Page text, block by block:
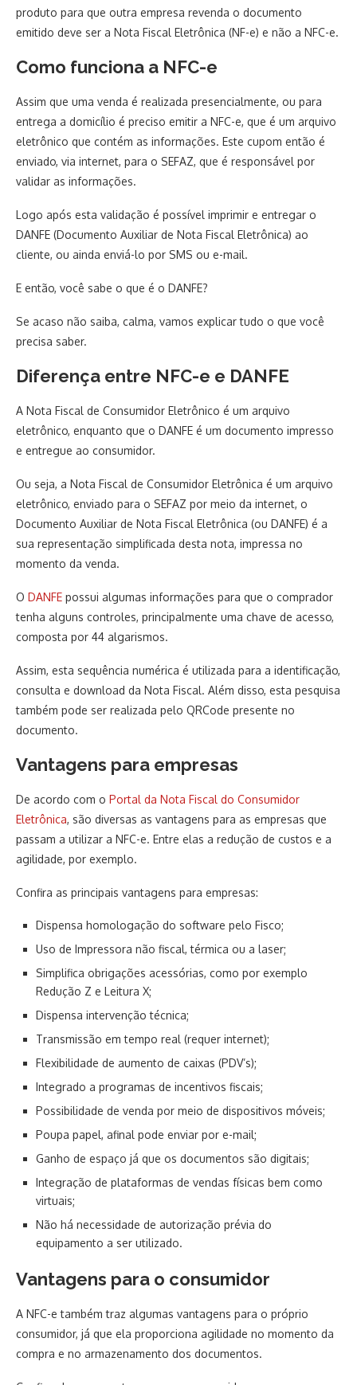
produto para que outra empresa revenda o documento
emitido deve ser a Nota Fiscal Eletrônica (NF-e) e não a NFC-e.
Como funciona a NFC-e
Assim que uma venda é realizada presencialmente, ou para
entrega a domicílio é preciso emitir a NFC-e, que é um arquivo
eletrônico que contém as informações. Este cupom então é
enviado, via internet, para o SEFAZ, que é responsável por
validar as informações.
Logo após esta validação é possível imprimir e entregar o
DANFE (Documento Auxiliar de Nota Fiscal Eletrônica) ao
cliente, ou ainda enviá-lo por SMS ou e-mail.
E então, você sabe o que é o DANFE?
Se acaso não saiba, calma, vamos explicar tudo o que você
precisa saber.
Diferença entre NFC-e e DANFE
A Nota Fiscal de Consumidor Eletrônico é um arquivo
eletrônico, enquanto que o DANFE é um documento impresso
e entregue ao consumidor.
Ou seja, a Nota Fiscal de Consumidor Eletrônica é um arquivo
eletrônico, enviado para o SEFAZ por meio da internet, o
Documento Auxiliar de Nota Fiscal Eletrônica (ou DANFE) é a
sua representação simplificada desta nota, impressa no
momento da venda.
O DANFE possui algumas informações para que o comprador
tenha alguns controles, principalmente uma chave de acesso,
composta por 44 algarismos.
Assim, esta sequência numérica é utilizada para a identificação,
consulta e download da Nota Fiscal. Além disso, esta pesquisa
também pode ser realizada pelo QRCode presente no
documento.
Vantagens para empresas
De acordo com o Portal da Nota Fiscal do Consumidor
Eletrônica, são diversas as vantagens para as empresas que
passam a utilizar a NFC-e. Entre elas a redução de custos e a
agilidade, por exemplo.
Confira as principais vantagens para empresas:
Dispensa homologação do software pelo Fisco;
Uso de Impressora não fiscal, térmica ou a laser;
Simplifica obrigações acessórias, como por exemplo
Redução Z e Leitura X;
Dispensa intervenção técnica;
Transmissão em tempo real (requer internet);
Flexibilidade de aumento de caixas (PDV’s);
Integrado a programas de incentivos fiscais;
Possibilidade de venda por meio de dispositivos móveis;
Poupa papel, afinal pode enviar por e-mail;
Ganho de espaço já que os documentos são digitais;
Integração de plataformas de vendas físicas bem como
virtuais;
Não há necessidade de autorização prévia do
equipamento a ser utilizado.
Vantagens para o consumidor
A NFC-e também traz algumas vantagens para o próprio
consumidor, já que ela proporciona agilidade no momento da
compra e no armazenamento dos documentos.